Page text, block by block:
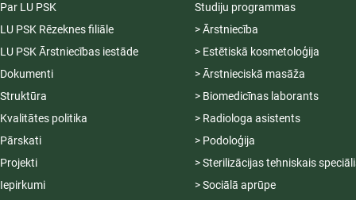
Par LU PSK
LU PSK Rēzeknes filiāle
LU PSK Ārstniecības iestāde
Dokumenti
Struktūra
Kvalitātes politika
Pārskati
Projekti
Iepirkumi
Studiju programmas
> Ārstniecība
> Estētiskā kosmetoloģija
> Ārstnieciskā masāža
> Biomedicīnas laborants
> Radiologa asistents
> Podoloģija
> Sterilizācijas tehniskais
> Sociālā aprūpe